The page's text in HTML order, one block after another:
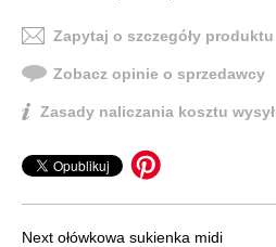
Zapytaj o szczegóły produktu
Zobacz opinie o sprzedawcy
Zasady naliczania kosztu
Next ołówkowa sukienka midi